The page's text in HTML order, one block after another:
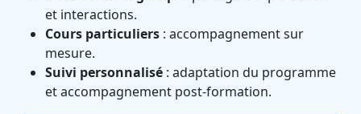
et interactions.
Cours particuliers : accompagnement sur
mesure.
Suivi personnalisé : adaptation du programme
et accompagnement post-formation.